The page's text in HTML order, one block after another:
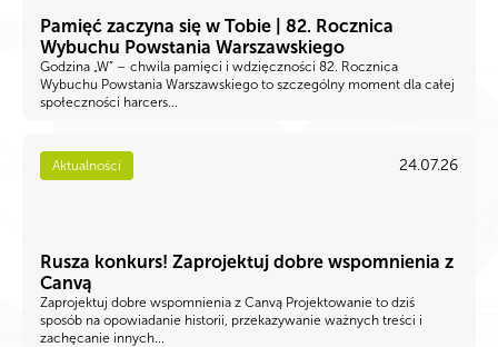
Pamięć zaczyna się w Tobie | 82. Rocznica
Wybuchu Powstania Warszawskiego
Godzina „W” – chwila pamięci i wdzięczności 82. Rocznica
Wybuchu Powstania Warszawskiego to szczególny moment dla całej
społeczności harcers...
Aktualności 24.07.26
Rusza konkurs! Zaprojektuj dobre wspomnienia z
Canvą
Zaprojektuj dobre wspomnienia z Canvą Projektowanie to dziś
sposób na opowiadanie historii, przekazywanie ważnych treści i
zachęcanie innych...